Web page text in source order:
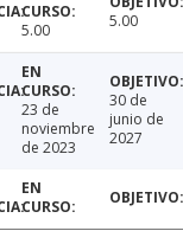
5.00 5.00
23 de
noviembre
de 2023
30 de
junio de
2027